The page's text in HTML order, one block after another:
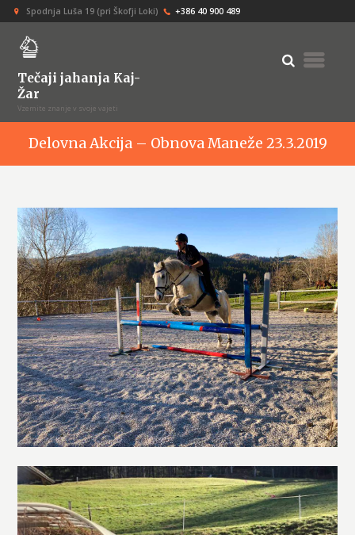
Spodnja Luša 19 (pri Škofji Loki) +386 40 900 489
Tečaji jahanja Kaj-
Žar
Vzemite znanje v svoje vajeti
Delovna Akcija – Obnova Maneže 23.3.2019